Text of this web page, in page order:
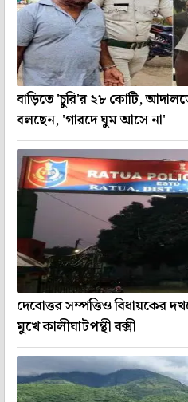
বাড়িতে 'চুরি'র ২৮ কোটি,
বলছেন, 'গারদে ঘুম আসে না'
দেবোত্তর সম্পত্তিও বিধায়কের
মুখে কালীঘাটপন্থী বক্সী